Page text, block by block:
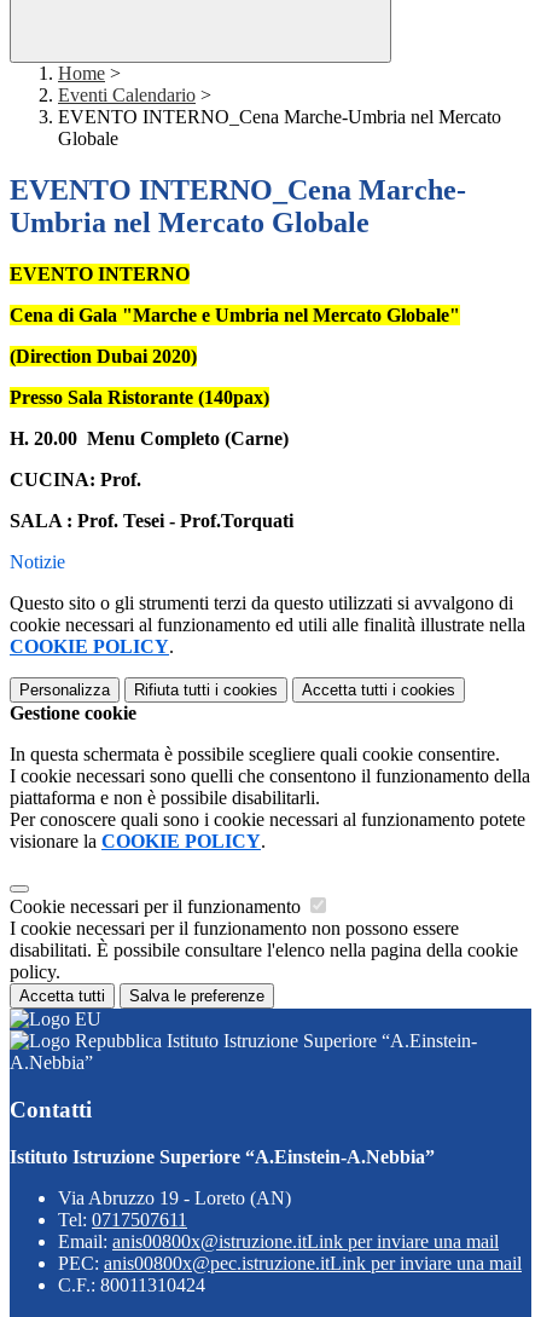
Home >
Eventi Calendario >
EVENTO INTERNO_Cena Marche-Umbria nel Mercato
Globale
EVENTO INTERNO_Cena Marche-
Umbria nel Mercato Globale
EVENTO INTERNO
Cena di Gala "Marche e Umbria nel Mercato Globale"
(Direction Dubai 2020)
Presso Sala Ristorante (140pax)
H. 20.00 Menu Completo (Carne)
CUCINA: Prof.
SALA : Prof. Tesei - Prof.Torquati
Notizie
Questo sito o gli strumenti terzi da questo utilizzati si avvalgono di
cookie necessari al funzionamento ed utili alle finalità illustrate nella
COOKIE POLICY.
Personalizza Rifiuta tutti i cookies Accetta tutti i cookies
Gestione cookie
In questa schermata è possibile scegliere quali cookie consentire.
I cookie necessari sono quelli che consentono il funzionamento della
piattaforma e non è possibile disabilitarli.
Per conoscere quali sono i cookie necessari al funzionamento potete
visionare la COOKIE POLICY.
Cookie necessari per il funzionamento
I cookie necessari per il funzionamento non possono essere
disabilitati. È possibile consultare l'elenco nella pagina della cookie
policy.
Accetta tutti Salva le preferenze
Istituto Istruzione Superiore “A.Einstein-
A.Nebbia”
Contatti
Istituto Istruzione Superiore “A.Einstein-A.Nebbia”
Via Abruzzo 19 - Loreto (AN)
Tel: 0717507611
Email: anis00800x@istruzione.itLink per inviare una mail
PEC: anis00800x@pec.istruzione.itLink per inviare una mail
C.F.: 80011310424